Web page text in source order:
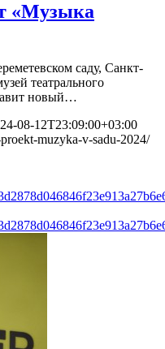
«Музыка
саду, Санкт-
театрального
новый…
08-12T23:09:00+03:00
muzyka-v-sadu-2024/